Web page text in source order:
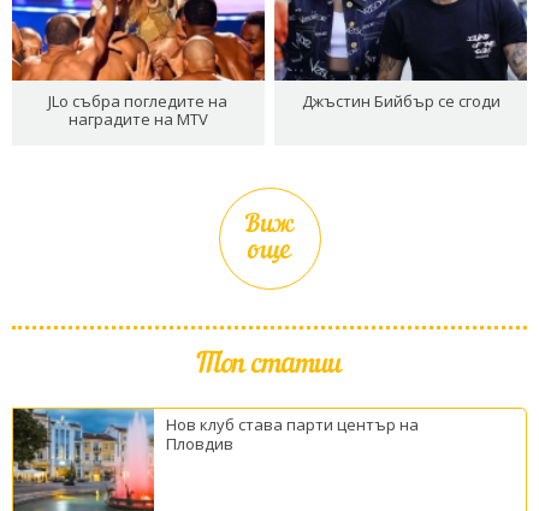
JLo събра погледите на
наградите на MTV
Джъстин Бийбър се сгоди
Виж
още
Топ статии
Нов клуб става парти център на
Пловдив